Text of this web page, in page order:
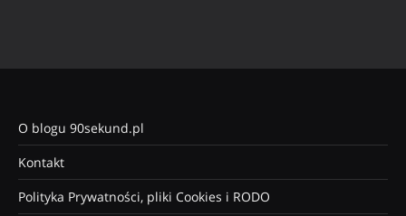
O blogu 90sekund.pl
Kontakt
Polityka Prywatności, pliki Cookies i RODO